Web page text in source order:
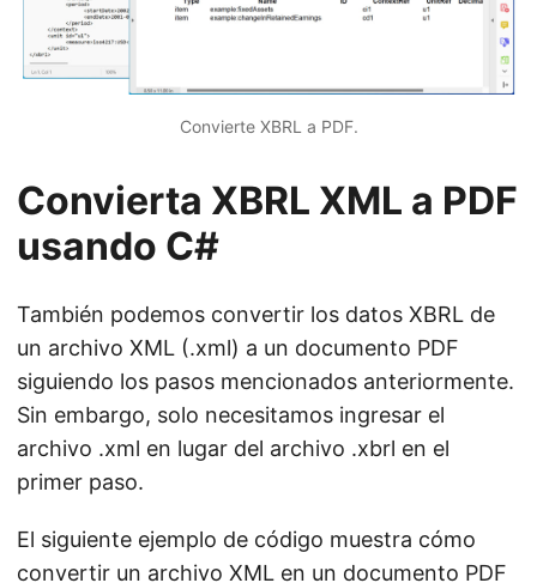
Convierte XBRL a PDF.
Convierta XBRL XML a PDF
usando C#
También podemos convertir los datos XBRL de
un archivo XML (.xml) a un documento PDF
siguiendo los pasos mencionados anteriormente.
Sin embargo, solo necesitamos ingresar el
archivo .xml en lugar del archivo .xbrl en el
primer paso.
El siguiente ejemplo de código muestra cómo
convertir un archivo XML en un documento PDF